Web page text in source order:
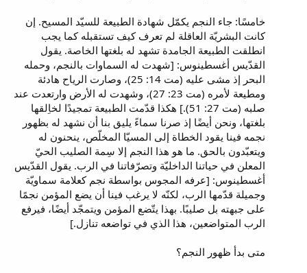
خامسًا: جاء النجم يكمّل شهادة الطبيعة للسيّد المسيح. إن
كانت البشريّة العاقلة لم تعرف كيف تستقبله كما يجب
انطلقت الطبيعة الجامدة تشهد له بلغتها الخاصة. يقول
القدّيس أغسطينوس: [شهدت له السماوات بالنجم، وحمله
البحر إذ مشى عليه (مت 14: 25)، وصارت الرياح هادئة
ومطيعة لأمره (مت 23: 27)، وشهدت له الأرض وارتعدت عند
صلبه (مت 27: 51).] هكذا قدّمت الطبيعة تمجيدًا لخاِلقها
بلغتها، ونحن أيضًا إذ صرنا سماءً يليق بنا أن نشهد له بظهور
نجمه فينا يقود الخطاة إلى المسيّا المخلّص، ينحنون له
ويتعبّدون بالحق. ما هو هذا النجم إلا سِمة الصليب الحيّ
المعلن في حياتنا الداخليّة وتصرّفاتنا في الرب. يقول القدّيس
أغسطينوس: [عرفه المجوس بواسطة نجم كعلامة سماويّة
وجميلة قدّمها الرب، لكنّه لا يرغب فينا أن يضع المؤمن نجمًا
على جبهته بل صليبًا. بهذا يتّضع المؤمن ويتمجّد أيضًا، فيرفع
الرب المتواضعين، هذا الذي في تواضعه تنازل.]
متى بدأ ظهور النجم؟